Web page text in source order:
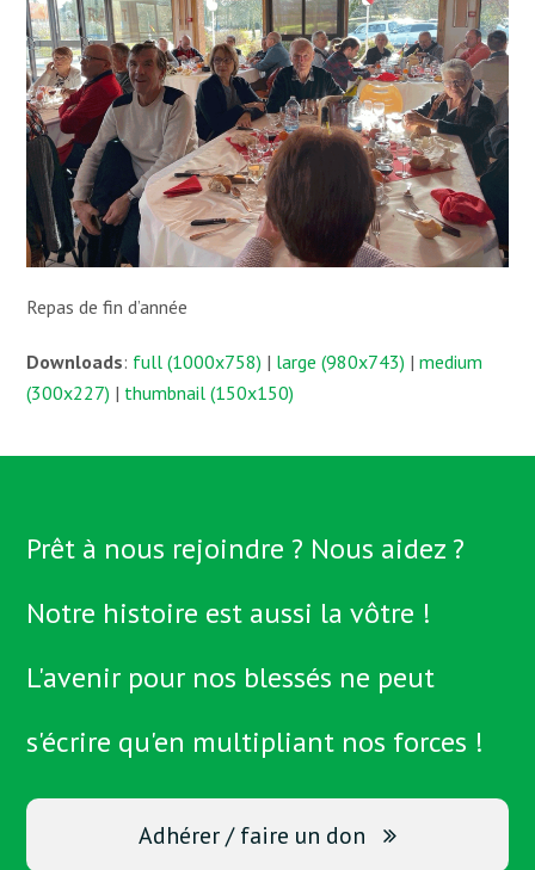
Repas de fin d’année
Downloads: full (1000x758) | large (980x743) |medium
(300x227) | thumbnail (150x150)
Prêt à nous rejoindre ? Nous aidez ?
Notre histoire est aussi la vôtre !
L'avenir pour nos blessés ne peut
s'écrire qu'en multipliant nos forces !
Adhérer / faire un don